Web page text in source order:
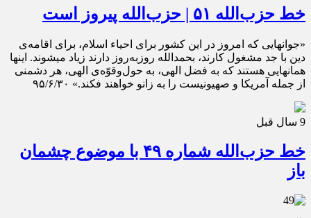
خط حزب‌الله ۵۱ | حزب‌الله پیروز است
«جوانهایی که امروز در این کشور برای احیاء اسلام، برای اقامه‌ی
دین با جد مشغول کارند، بحمدالله روزبه‌روز دارند زیاد میشوند. اینها
همانهایی هستند که به فضل الهی، به حول‌وقوّه‌ی الهی، هر دشمنی
از جمله آمریکا و صهیونیست را به زانو خواهند فکند.» ۹۵/۶/۳۰
9 سال قبل
خط حزب‌الله شماره ۴۹ با موضوع چشمان
باز